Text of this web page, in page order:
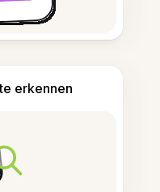
erkennen